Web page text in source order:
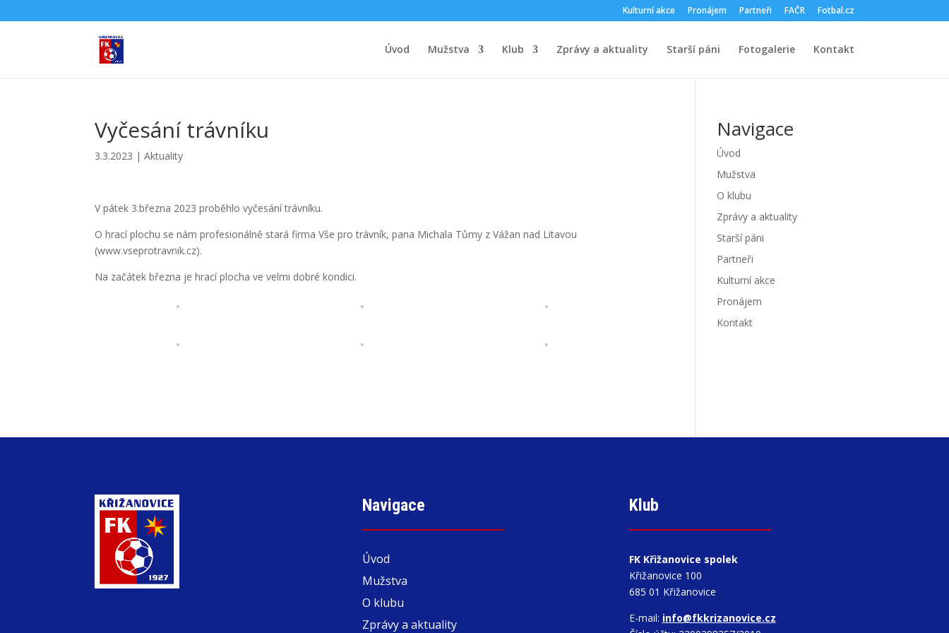
Kulturní akce Pronájem Partneři FAČR Fotbal.cz
Úvod Mužstva Klub Zprávy a aktuality Starší páni Fotogalerie Kontakt
Vyčesání trávníku
3.3.2023 |Aktuality
V pátek 3.března 2023 proběhlo vyčesání trávníku.
O hrací plochu se nám profesionálně stará firma Vše pro trávník, pana Michala Tůmy z Vážan nad Litavou
(www.vseprotravnik.cz).
Na začátek března je hrací plocha ve velmi dobré kondici.
Navigace
Úvod
Mužstva
O klubu
Zprávy a aktuality
Starší páni
Partneři
Kulturní akce
Pronájem
Kontakt
Navigace
Úvod
Mužstva
O klubu
Zprávy a aktuality
Klub
FK Křižanovice spolek
Křižanovice 100
685 01 Křižanovice
E-mail: info@fkkrizanovice.cz